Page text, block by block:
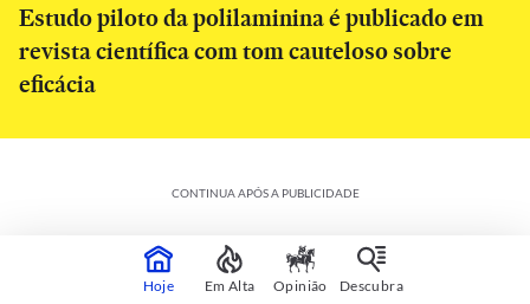
Estudo piloto da polilaminina é publicado em
revista científica com tom cauteloso sobre
eficácia
CONTINUA APÓS A PUBLICIDADE
Hoje Em Alta Opinião Descubra